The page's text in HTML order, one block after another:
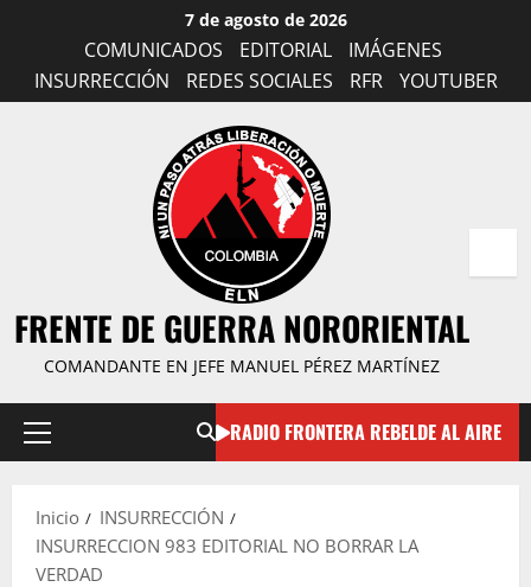
contenido
7 de agosto de 2026
COMUNICADOS EDITORIAL
IMÁGENES
INSURRECCIÓN
REDES SOCIALES RFR YOUTUBER
FRENTE DE GUERRA NORORIENTAL
COMANDANTE EN JEFE MANUEL PÉREZ MARTÍNEZ
Menú
RADIO FRONTERA REBELDE AL AIRE
Inicio
INSURRECCIÓN
INSURRECCION 983 EDITORIAL NO BORRAR LA
VERDAD